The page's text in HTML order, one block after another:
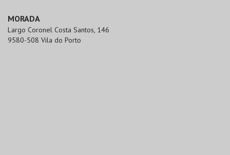
MORADA
Largo Coronel Costa Santos, 146
9580-508 Vila do Porto